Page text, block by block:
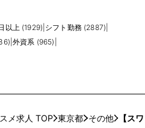
以上 (1929) シフト勤務 (2887)
|外資系 (965)
メ求人 TOP 東京都 その他 【ス